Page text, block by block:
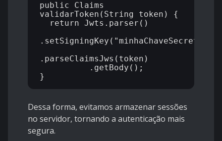
public Claims
validarToken(String token) {
return Jwts.parser()
.setSigningKey("minhaChaveSecreta")
.parseClaimsJws(token)
.getBody();
Dessa forma, evitamos armazenar sessões
no servidor, tornando a autenticação mais
segura.